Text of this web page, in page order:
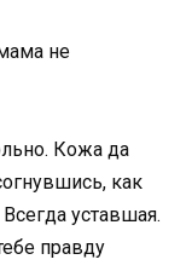
не
Кожа да
как
уставшая.
правду